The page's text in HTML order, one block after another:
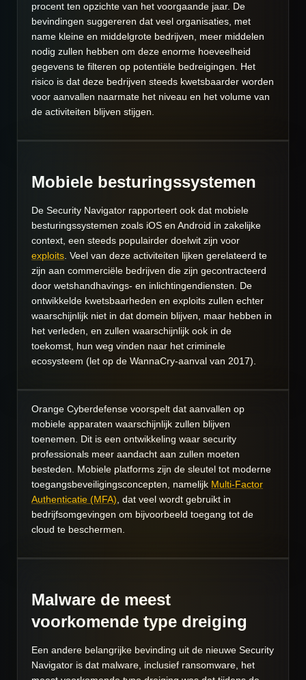
procent ten opzichte van het voorgaande jaar. De
bevindingen suggereren dat veel organisaties, met
name kleine en middelgrote bedrijven, meer middelen
nodig zullen hebben om deze enorme hoeveelheid
gegevens te filteren op potentiële bedreigingen. Het
risico is dat deze bedrijven steeds kwetsbaarder worden
voor aanvallen naarmate het niveau en het volume van
de activiteiten blijven stijgen.
Mobiele besturingssystemen
De Security Navigator rapporteert ook dat mobiele
besturingssystemen zoals iOS en Android in zakelijke
context, een steeds populairder doelwit zijn voor
exploits. Veel van deze activiteiten lijken gerelateerd te
zijn aan commerciële bedrijven die zijn gecontracteerd
door wetshandhavings- en inlichtingendiensten. De
ontwikkelde kwetsbaarheden en exploits zullen echter
waarschijnlijk niet in dat domein blijven, maar hebben in
het verleden, en zullen waarschijnlijk ook in de
toekomst, hun weg vinden naar het criminele
ecosysteem (let op de WannaCry-aanval van 2017).
Orange Cyberdefense voorspelt dat aanvallen op
mobiele apparaten waarschijnlijk zullen blijven
toenemen. Dit is een ontwikkeling waar security
professionals meer aandacht aan zullen moeten
besteden. Mobiele platforms zijn de sleutel tot moderne
toegangsbeveiligingsconcepten, namelijk Multi-Factor
Authenticatie (MFA), dat veel wordt gebruikt in
bedrijfsomgevingen om bijvoorbeeld toegang tot de
cloud te beschermen.
Malware de meest
voorkomende type dreiging
Een andere belangrijke bevinding uit de nieuwe Security
Navigator is dat malware, inclusief ransomware, het